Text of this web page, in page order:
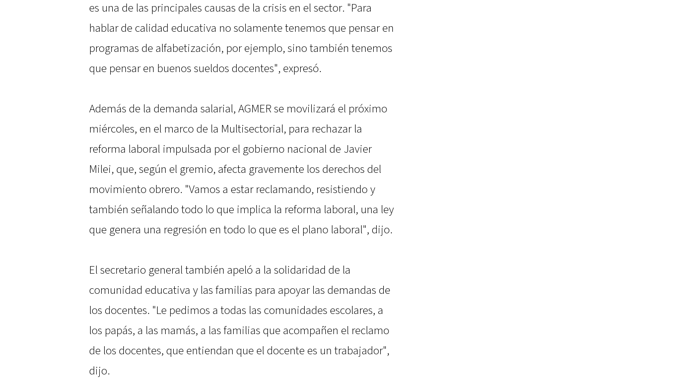
es una de las principales causas de la crisis en el sector. "Para
hablar de calidad educativa no solamente tenemos que pensar en
programas de alfabetización, por ejemplo, sino también tenemos
que pensar en buenos sueldos docentes", expresó.
Además de la demanda salarial, AGMER se movilizará el próximo
miércoles, en el marco de la Multisectorial, para rechazar la
reforma laboral impulsada por el gobierno nacional de Javier
Milei, que, según el gremio, afecta gravemente los derechos del
movimiento obrero. "Vamos a estar reclamando, resistiendo y
también señalando todo lo que implica la reforma laboral, una ley
que genera una regresión en todo lo que es el plano laboral", dijo.
El secretario general también apeló a la solidaridad de la
comunidad educativa y las familias para apoyar las demandas de
los docentes. "Le pedimos a todas las comunidades escolares, a
los papás, a las mamás, a las familias que acompañen el reclamo
de los docentes, que entiendan que el docente es un trabajador",
dijo.